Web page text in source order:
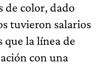
de color, dado
tuvieron salarios
que la línea de
con una